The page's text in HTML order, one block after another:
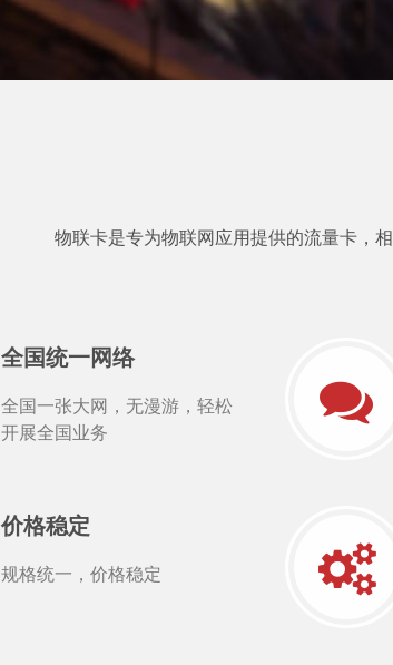
物联卡是专为物联网应用提供的流量卡，
全国统一网络
全国一张大网，无漫游，轻松
开展全国业务
价格稳定
规格统一，价格稳定